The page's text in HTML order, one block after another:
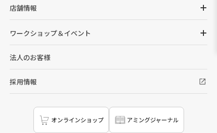
店舗情報
ワークショップ＆イベント
法人のお客様
採用情報
オンラインショップ アミングジャーナル